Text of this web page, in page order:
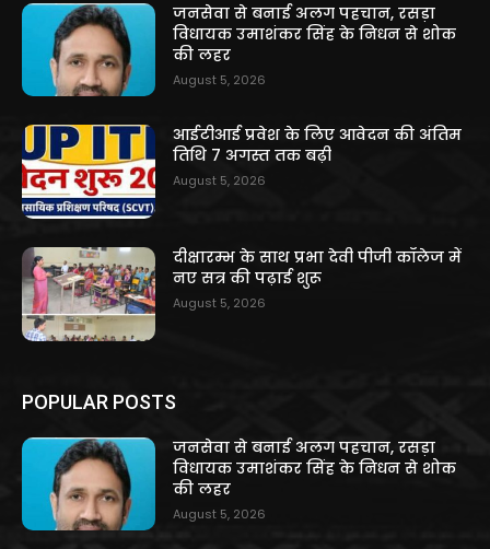
जनसेवा से बनाई अलग पहचान, रसड़ा
विधायक उमाशंकर सिंह के निधन से शोक
की लहर
August 5, 2026
आईटीआई प्रवेश के लिए आवेदन की अंतिम
तिथि 7 अगस्त तक बढ़ी
August 5, 2026
दीक्षारम्भ के साथ प्रभा देवी पीजी कॉलेज में
नए सत्र की पढ़ाई शुरू
August 5, 2026
POPULAR POSTS
जनसेवा से बनाई अलग पहचान, रसड़ा
विधायक उमाशंकर सिंह के निधन से शोक
की लहर
August 5, 2026